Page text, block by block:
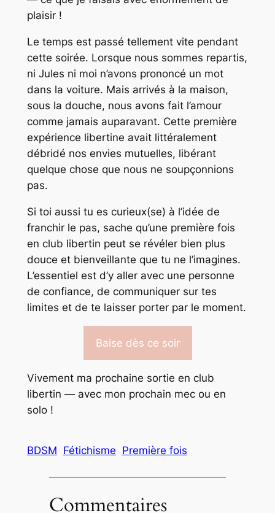
plaisir !
Le temps est passé tellement vite pendant
cette soirée. Lorsque nous sommes repartis,
ni Jules ni moi n’avons prononcé un mot
dans la voiture. Mais arrivés à la maison,
sous la douche, nous avons fait l’amour
comme jamais auparavant. Cette première
expérience libertine avait littéralement
débridé nos envies mutuelles, libérant
quelque chose que nous ne soupçonnions
pas.
Si toi aussi tu es curieux(se) à l’idée de
franchir le pas, sache qu’une première fois
en club libertin peut se révéler bien plus
douce et bienveillante que tu ne l’imagines.
L’essentiel est d’y aller avec une personne
de confiance, de communiquer sur tes
limites et de te laisser porter par le moment.
Baise dès ce soir
Vivement ma prochaine sortie en club
libertin — avec mon prochain mec ou en
solo !
BDSM Fétichisme Première fois
Commentaires